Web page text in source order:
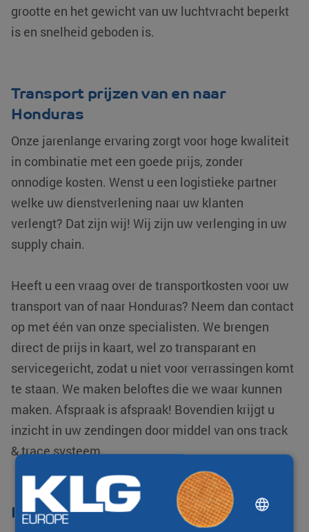
grootte en het gewicht van uw luchtvracht beperkt
is en snelheid geboden is.
Transport prijzen van en naar
Honduras
Onze jarenlange ervaring zorgt voor hoge kwaliteit
in combinatie met een goede prijs, zonder
onnodige kosten. Wenst u een logistieke partner
welke uw dienstverlening naar uw klanten
verlengt? Dat zijn wij! Wij zijn uw verlenging in uw
supply chain.
Heeft u een vraag over de transportkosten voor uw
transport van of naar Honduras? Neem dan contact
op met één van onze specialisten. We brengen
direct de prijs in kaart, wel zo transparant en
servicegericht, zodat u niet voor verrassingen komt
te staan. We maken beloftes die we waar kunnen
maken. Afspraak is afspraak! Bovendien krijgt u
inzicht in uw zendingen door middel van ons track
& trace systeem.
Internationaal transport
DUTCH
ENGLISH